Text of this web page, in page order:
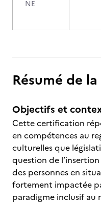
NE
Résumé de
Objectifs et
Cette certification
en compétences au
culturelles que
question de
des personnes en
fortement impactée
paradigme inclusif au